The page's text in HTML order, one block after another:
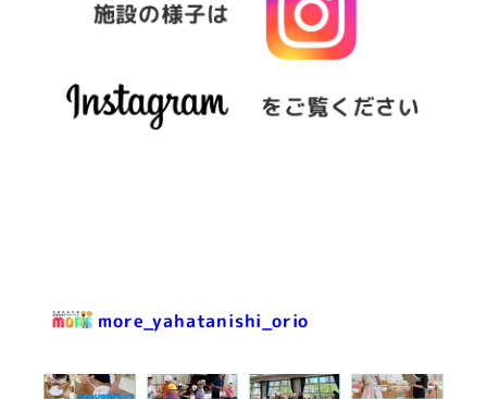
施設の様子は
をご覧ください
more_yahatanishi_orio